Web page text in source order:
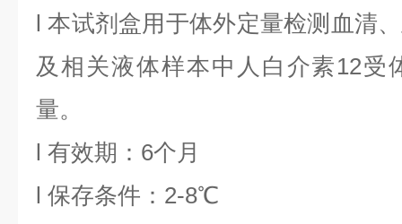
l本试剂盒用于体外定量检测血清
及相关液体样本中 人白介素12受
量。
l 有效期：6个月
l 保存条件： 2-8℃